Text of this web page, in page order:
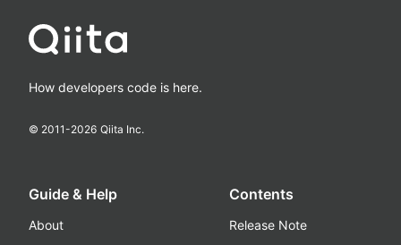
How developers code is here.
© 2011-2026 Qiita Inc.
Guide & Help
About
Contents
Release Note